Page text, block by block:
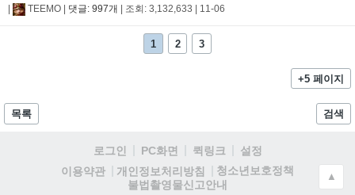
TEEMO 댓글: 997개 조회: 3,132,633 11-06
1 2 3
+5 페이지
목록 검색
로그인 PC화면 퀵링크
설정
이용약관
개인정보처리방침
청소년보호정책
불법촬영물신고안내
▲